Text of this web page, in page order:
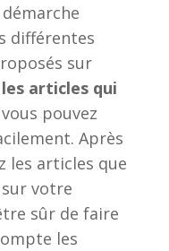
différentes
sur
articles qui
pouvez
Après
les articles que
votre
sûr de faire
les